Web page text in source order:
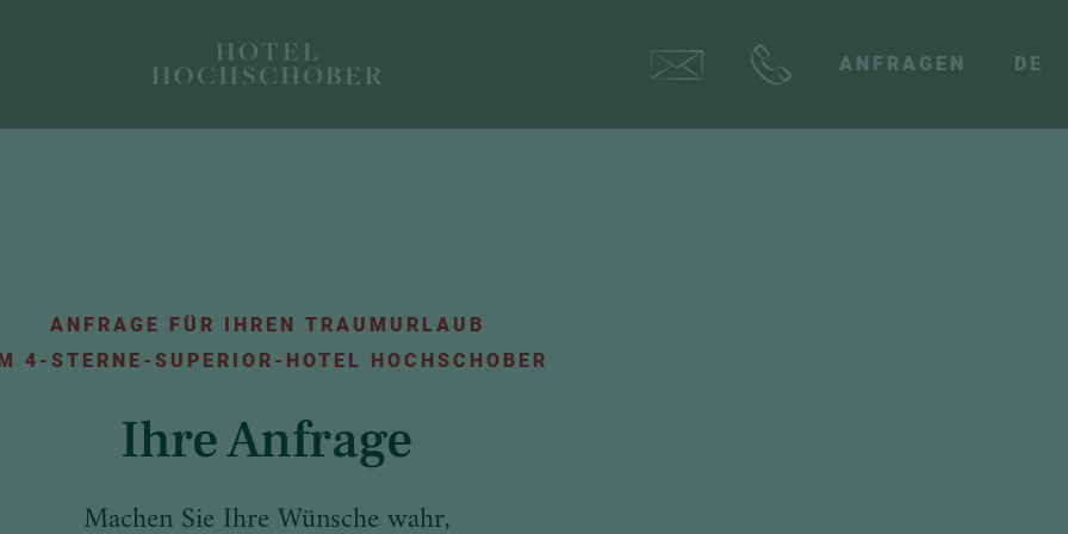
ANFRAGEN DE
ANFRAGE FÜR IHREN TRAUMURLAUB
4-STERNE-SUPERIOR-HOTEL HOCHSCHOBER
Ihre Anfrage
Machen Sie Ihre Wünsche wahr,